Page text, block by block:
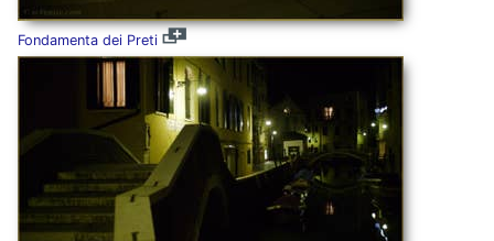
Fondamenta dei Preti